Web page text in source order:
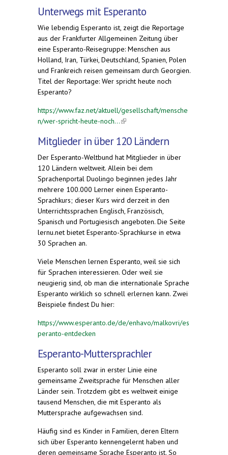
Unterwegs mit Esperanto
Wie lebendig Esperanto ist, zeigt die Reportage
aus der Frankfurter Allgemeinen Zeitung über
eine Esperanto-Reisegruppe: Menschen aus
Holland, Iran, Türkei, Deutschland, Spanien, Polen
und Frankreich reisen gemeinsam durch Georgien.
Titel der Reportage: Wer spricht heute noch
Esperanto?
https://www.faz.net/aktuell/gesellschaft/mensche
n/wer-spricht-heute-noch...(link is external)
Mitglieder in über 120 Ländern
Der Esperanto-Weltbund hat Mitglieder in über
120 Ländern weltweit. Allein bei dem
Sprachenportal Duolingo beginnen jedes Jahr
mehrere 100.000 Lerner einen Esperanto-
Sprachkurs; dieser Kurs wird derzeit in den
Unterrichtssprachen Englisch, Französisch,
Spanisch und Portugiesisch angeboten. Die Seite
lernu.net bietet Esperanto-Sprachkurse in etwa
30 Sprachen an.
Viele Menschen lernen Esperanto, weil sie sich
für Sprachen interessieren. Oder weil sie
neugierig sind, ob man die internationale Sprache
Esperanto wirklich so schnell erlernen kann. Zwei
Beispiele findest Du hier:
https://www.esperanto.de/de/enhavo/malkovri/es
peranto-entdecken
Esperanto-Muttersprachler
Esperanto soll zwar in erster Linie eine
gemeinsame Zweitsprache für Menschen aller
Länder sein. Trotzdem gibt es weltweit einige
tausend Menschen, die mit Esperanto als
Muttersprache aufgewachsen sind.
Häufig sind es Kinder in Familien, deren Eltern
sich über Esperanto kennengelernt haben und
deren gemeinsame Sprache Esperanto ist. So